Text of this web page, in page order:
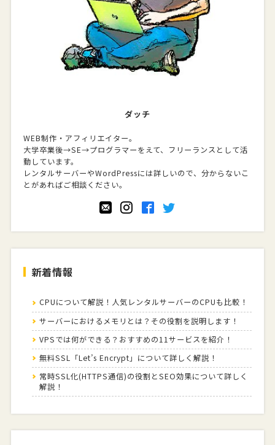
ダッチ
WEB制作・アフィリエイター。
大学卒業後→SE→プログラマーをえて、フリーランスとして活
動しています。
レンタルサーバーやWordPressには詳しいので、分からないこ
とがあればご相談ください。
新着情報
CPUについて解説！人気レンタルサーバーのCPUも比較！
サーバーにおけるメモリとは？その役割を説明します！
VPSでは何ができる？おすすめの11サービスを紹介！
無料SSL「Let’s Encrypt」について詳しく解説！
常時SSL化(HTTPS通信)の役割とSEO効果について詳しく
解説！